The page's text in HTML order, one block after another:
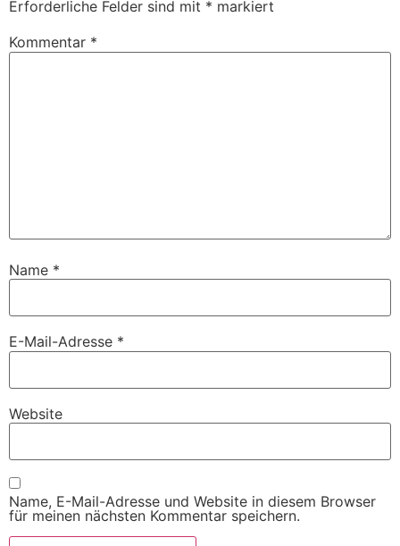
Erforderliche Felder sind mit * markiert
Kommentar *
Name *
E-Mail-Adresse *
Website
Name, E-Mail-Adresse und Website in diesem Browser
für meinen nächsten Kommentar speichern.